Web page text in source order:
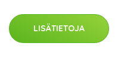
LISÄTIETOJA